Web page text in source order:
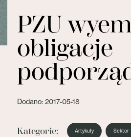
PZU
obligacje
Dodano: 2017-05-18
Kategorie: Artykuły Sektor